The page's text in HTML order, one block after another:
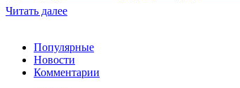
Читать далее
Популярные
Новости
Комментарии